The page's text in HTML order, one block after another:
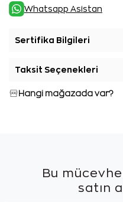
Whatsapp Asistan
Sertifika Bilgileri
Taksit Seçenekleri
Hangi mağazada var?
Bu
satın